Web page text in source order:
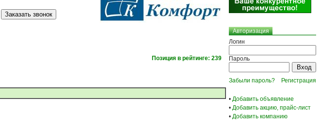
Позиция в рейтинге: 239
Авторизация
Логин
Пароль
Забыли пароль? Регистрация
• Добавить объявление
• Добавить акцию, прайс-лист
• Добавить компанию